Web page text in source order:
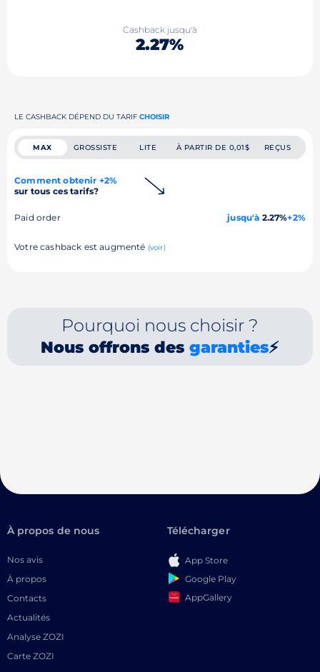
Cashback jusqu'à
2.27%
LE CASHBACK DÉPEND DU TARIF CHOISIR
MAX GROSSISTE LITE À PARTIR DE 0,01$ REÇUS
Comment obtenir +2%
sur tous ces tarifs?
Paid order jusqu'à 2.27%+2%
Votre cashback est augmenté (voir)
Pourquoi nous choisir ?
Nous offrons desgaranties⚡
À propos de nous
Nos avis
À propos
Contacts
Actualités
Analyse ZOZI
Carte ZOZI
Télécharger
App Store
Google Play
AppGallery